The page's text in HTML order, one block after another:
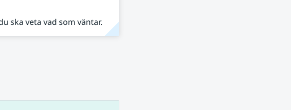
ska veta vad som väntar.